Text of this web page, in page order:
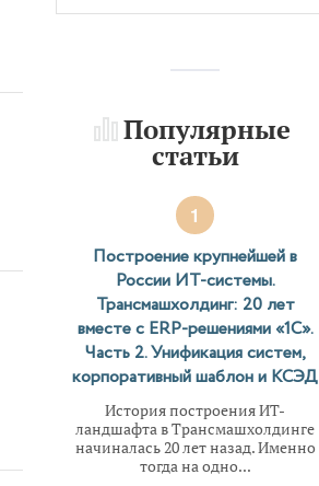
Популярные
статьи
1
Построение крупнейшей в
России ИТ-системы.
Трансмашхолдинг: 20 лет
вместе с ERP-решениями «1С».
Часть 2. Унификация систем,
корпоративный шаблон и КСЭД
История построения ИТ-
ландшафта в Трансмашхолдинге
начиналась 20 лет назад. Именно
тогда на одно...